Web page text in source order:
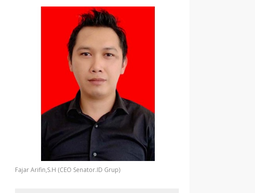
Fajar Arifin,S.H (CEO Senator.ID Grup)